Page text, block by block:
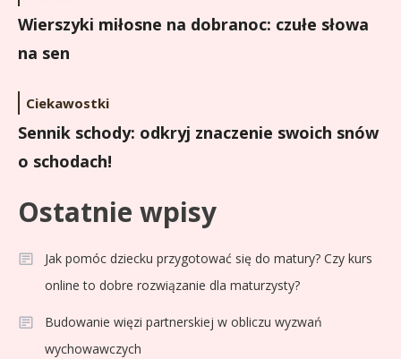
Wierszyki miłosne na dobranoc: czułe słowa
na sen
Ciekawostki
Sennik schody: odkryj znaczenie swoich snów
o schodach!
Ostatnie wpisy
Jak pomóc dziecku przygotować się do matury? Czy kurs
online to dobre rozwiązanie dla maturzysty?
Budowanie więzi partnerskiej w obliczu wyzwań
wychowawczych